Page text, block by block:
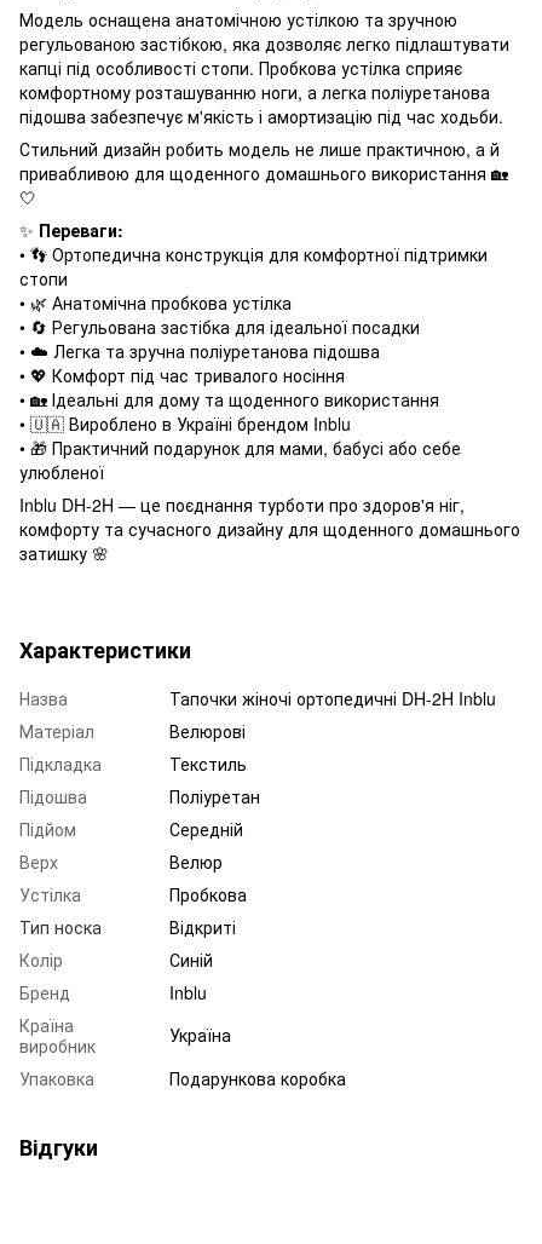
Модель оснащена анатомічною устілкою та зручною
регульованою застібкою, яка дозволяє легко підлаштувати
капці під особливості стопи. Пробкова устілка сприяє
комфортному розташуванню ноги, а легка поліуретанова
підошва забезпечує м'якість і амортизацію під час ходьби.
Стильний дизайн робить модель не лише практичною, а й
привабливою для щоденного домашнього використання 🏡
🤍
✨ Переваги:
• 👣 Ортопедична конструкція для комфортної підтримки
стопи
• 🌿 Анатомічна пробкова устілка
• 🔄 Регульована застібка для ідеальної посадки
• ☁️ Легка та зручна поліуретанова підошва
• 💖 Комфорт під час тривалого носіння
• 🏡 Ідеальні для дому та щоденного використання
• 🇺🇦 Вироблено в Україні брендом Inblu
• 🎁 Практичний подарунок для мами, бабусі або себе
улюбленої
Inblu DH-2H — це поєднання турботи про здоров'я ніг,
комфорту та сучасного дизайну для щоденного домашнього
затишку 🌸
Характеристики
Назва
Тапочки жіночі ортопедичні DH-2H Inblu
Матеріал
Велюрові
Підкладка
Текстиль
Підошва
Поліуретан
Підйом
Середній
Верх
Велюр
Устілка
Пробкова
Тип носка
Відкриті
Колір
Синій
Бренд
Inblu
Країна
виробник
Україна
Упаковка
Подарункова коробка
Відгуки